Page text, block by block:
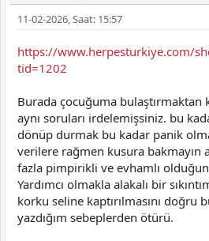
11-02-2026, Saat: 15:57
https://www.herpesturkiye.com/
tid=1202
Burada çocuğuma
aynı soruları irdelemişsiniz. bu
dönüp durmak bu kadar panik
verilere rağmen kusura bakmayın
fazla pimpirikli ve evhamlı
Yardımcı olmakla alakalı bir
korku seline kaptırılmasını doğru
yazdığım sebeplerden ötürü.